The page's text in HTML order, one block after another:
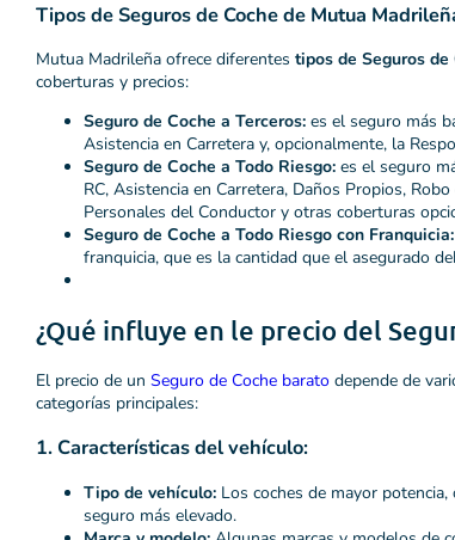
Tipos de Seguros de Coche de Mutua
Mutua Madrileña ofrece diferentes tipos de Seguros de
coberturas y precios:
Seguro de Coche a Terceros: es el seguro más
Asistencia en Carretera y, opcionalmente, la
Seguro de Coche a Todo Riesgo: es el seguro
RC, Asistencia en Carretera, Daños Propios,
Personales del Conductor y otras coberturas
Seguro de Coche a Todo Riesgo con Franquicia:
franquicia, que es la cantidad que el asegurado
¿Qué influye en le precio del
El precio de un Seguro de Coche barato depende de
categorías principales:
1. Características del vehículo:
Tipo de vehículo: Los coches de mayor
seguro más elevado.